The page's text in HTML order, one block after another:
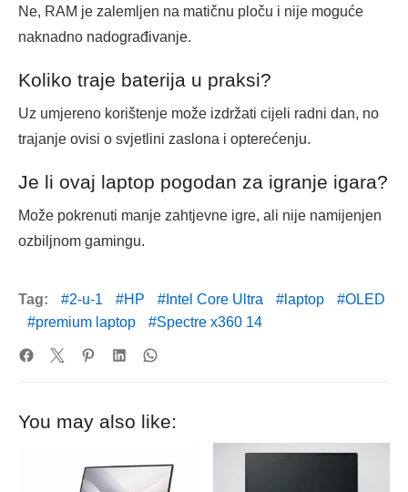
Ne, RAM je zalemljen na matičnu ploču i nije moguće
naknadno nadograđivanje.
Koliko traje baterija u praksi?
Uz umjereno korištenje može izdržati cijeli radni dan, no
trajanje ovisi o svjetlini zaslona i opterećenju.
Je li ovaj laptop pogodan za igranje igara?
Može pokrenuti manje zahtjevne igre, ali nije namijenjen
ozbiljnom gamingu.
Tag: 2-u-1 HP Intel Core Ultra laptop
OLED
premium laptop
Spectre x360 14
You may also like: